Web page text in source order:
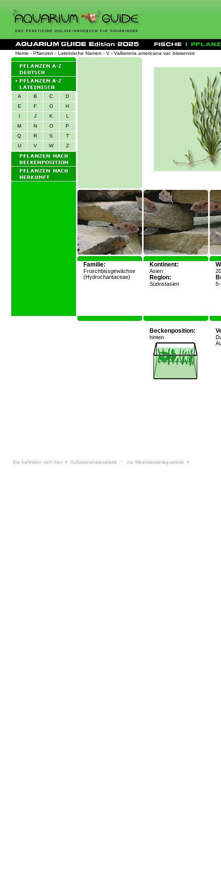
Home - Pflanzen - Lateinische Namen - V- Vallisneria americana var. biwaensis
A B C
D
E
F G
H
I
J K
L
M
N O
P
Q
R S
T
U
V W Z
Familie:
Froschbissgewächse
(Hydrocharitaceae)
Kontinent:
Asien
Region:
Südostasien
Beckenposition:
hinten
Sie befinden sich hier: Süßwasseraquaristik zur Meerwasseraquaristik